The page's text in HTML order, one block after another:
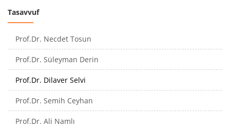
Tasavvuf
Prof.Dr. Necdet Tosun
Prof.Dr. Süleyman Derin
Prof.Dr. Dilaver Selvi
Prof.Dr. Semih Ceyhan
Prof.Dr. Ali Namlı